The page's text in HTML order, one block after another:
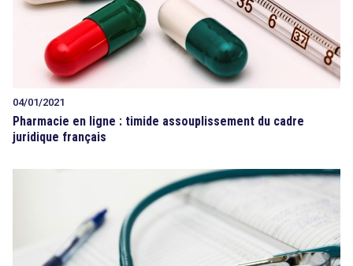
04/01/2021
Pharmacie en ligne : timide assouplissement du cadre
juridique français